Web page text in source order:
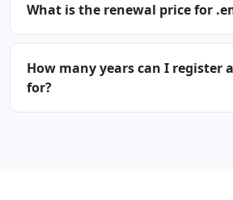
What is the renewal price for
How many years can I register
for?